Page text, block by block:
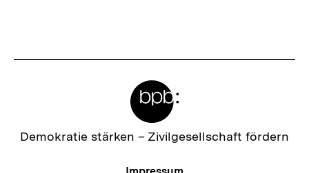
Zur
Demokratie stärken – Zivilgesellschaft fördern